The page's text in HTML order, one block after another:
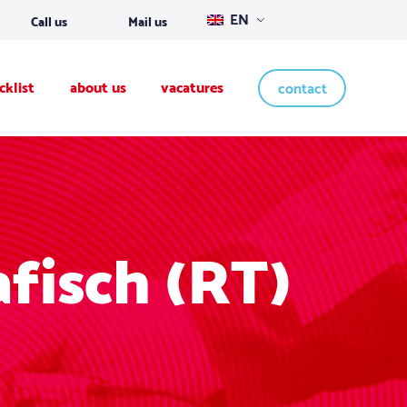
Call us Mail us EN
about us vacatures contact
(RT)